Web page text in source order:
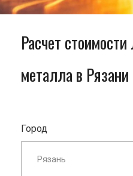
Расчет
металла в Рязани
Город